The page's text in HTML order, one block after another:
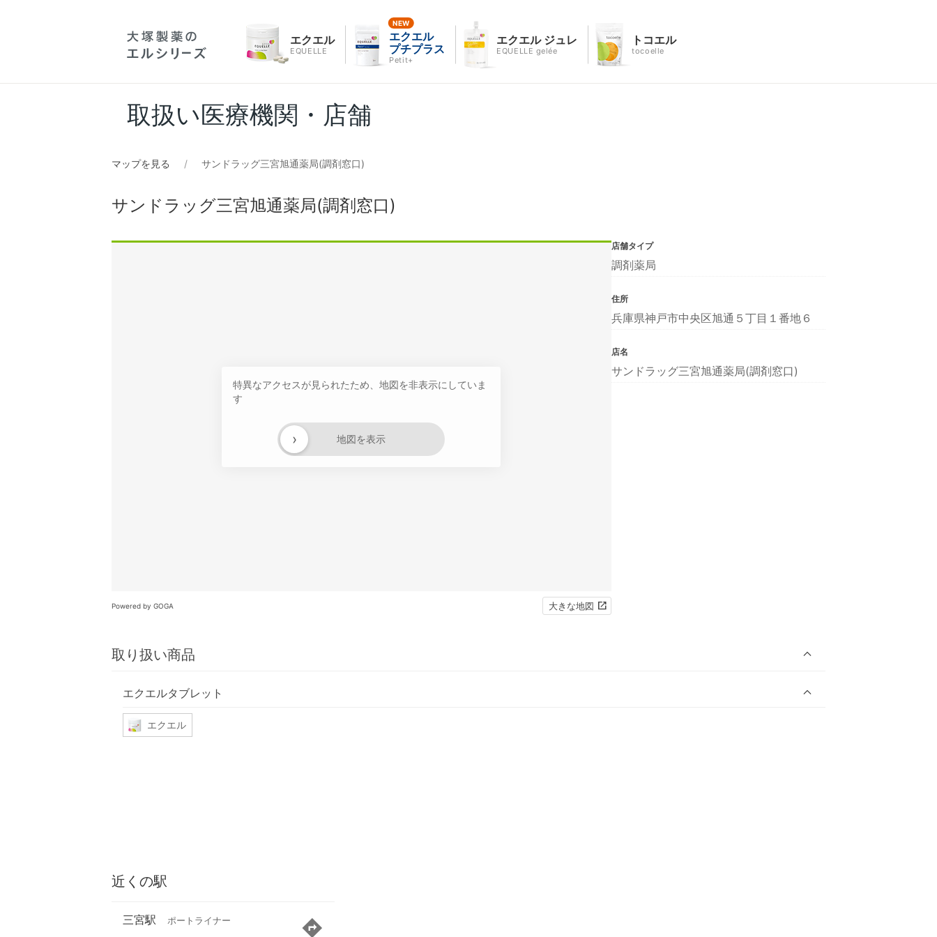
エクエル
EQUELLE
エクエル
プチプラス
Petit+
エクエル ジュレ
EQUELLE gelée
トコエル
tocoelle
取扱い医療機関・店舗
マップを見る サンドラッグ三宮旭通薬局(調剤窓口)
サンドラッグ三宮旭通薬局(調剤窓口)
特異なアクセスが見られたため、地図を非表示にしていま
す
地図を表示
›
Powered by GOGA 大きな地図
取り扱い商品
エクエルタブレット
エクエル
店舗タイプ
調剤薬局
住所
兵庫県神戸市中央区旭通５丁目１番地６
店名
サンドラッグ三宮旭通薬局(調剤窓口)
近くの駅
三宮駅 ポートライナー